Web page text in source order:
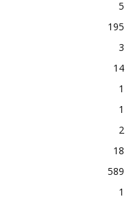
5
195
3
14
1
1
2
18
589
1